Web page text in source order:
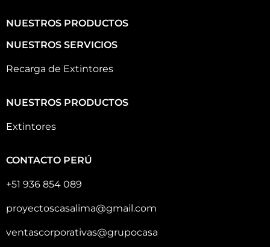
NUESTROS PRODUCTOS
NUESTROS SERVICIOS
Recarga de Extintores
NUESTROS PRODUCTOS
Extintores
CONTACTO PERÚ
+51 936 854 089
proyectoscasalima@gmail.com
ventascorporativas@grupocasa